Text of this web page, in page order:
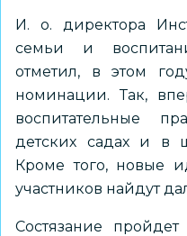
И. о. директора
семьи и
отметил, в этом
номинации. Так,
воспитательные
детских садах и в
Кроме того, новые
участников найдут
Состязание